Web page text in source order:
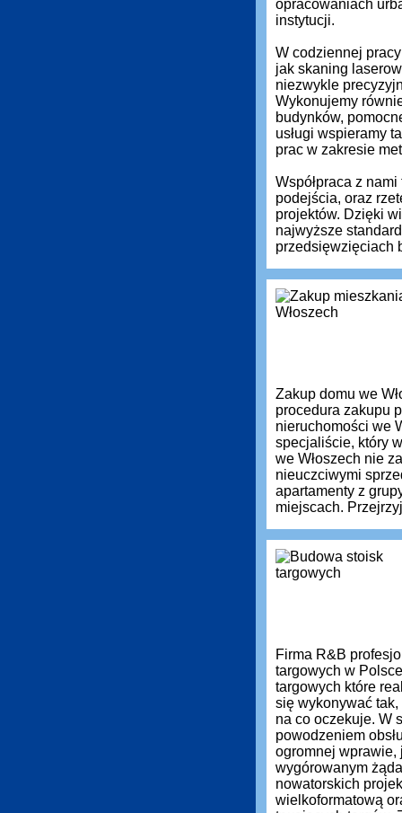
opracowaniach
instytucji.
W codziennej
jak skaning
niezwykle
Wykonujemy
budynków,
usługi wspieramy
prac w zakresie
Współpraca z
podejścia, oraz
projektów. Dzięki
najwyższe
przedsięwzięciach
Zakup domu we
procedura zakupu
nieruchomości we
specjaliście, który
we Włoszech nie
nieuczciwymi
apartamenty z
miejscach.
Firma R&B
targowych w
targowych które
się wykonywać tak,
na co oczekuje. W
powodzeniem
ogromnej wprawie,
wygórowanym
nowatorskich
wielkoformatową